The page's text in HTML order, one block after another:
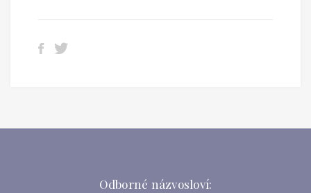
Odborné názvosloví: